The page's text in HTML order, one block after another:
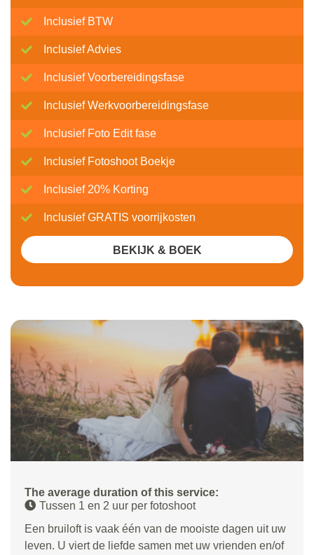
The average duration of this service:
Tussen 1 en 2 uur per fotoshoot
Een bruiloft is vaak één van de mooiste dagen uit uw
leven. U viert de liefde samen met uw vrienden en/of
Inclusief BTW
Inclusief Advies
Inclusief Voorbereidingsfase
Inclusief Werkvoorbereidingsfase
Inclusief Foto Edit fase
Inclusief Fotoshoot Boekje
Inclusief 20% Korting
Inclusief GRATIS voorrijkosten
BEKIJK & BOEK